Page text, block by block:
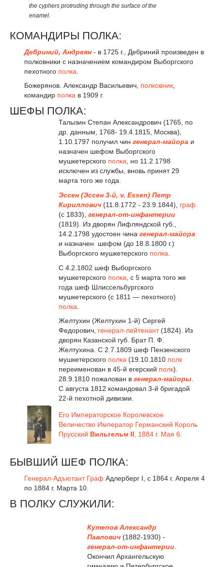
the cyphers protruding through the surface of the
enamel.
КОМАНДИРЫ ПОЛКА:
Дебриний, Андреян - в 1725 г., Дебриний произведен в
полковники с назначением командиром Выборгского
пехотного полка
Божерянов. Александр Васильевич, полковник,
командир полка в 1909 г.
ШЕФЫ ПОЛКА:
Талызин Степан Александрович (1765, по
др. данным, 1768- 19.4.1815, Москва),
1.10.1797 получил чин генерал-майораи
назначен шефом Выборгского
мушкетерского полка, но 11.2.1798
исключен из службы, вновь принят 29
марта того же года.
Эссен (Эссен 3-й, v. Essen) Петр
Кириллович(11.8.1772 - 23.9.1844), граф
(с 1833), генерал-от-инфантерии
(1819). Из дворян Лифляндской губ.,
14.2.1798 удостоен чина генерал-майора
и назначен шефом (до 18.8.1800 г.)
Выборгского мушкетерского полка
С 4.2.1802 шеф Выборгского
мушкетерского полка , с 5 марта того же
года шеф Шлиссельбургского
мушкетерского (с 1811 — пехотного)
полка
Желтухин (Желтухин 1-й) Сергей
Федорович, генерал-лейтенант(1824). Из
дворян Казанской губ. Брат П. Ф.
Желтухина. С 2.7.1809 шеф Пензенского
мушкетерского полка(19.10.1810 полк
переименован в 45-й егерский полк).
28.9.1810 пожалован в генерал-майоры.
С августа 1812 командовал 3-й бригадой
22-й пехотной дивизии.
Его Императорское Королевское
Величество Император Германский Король
Прусский Вильгельм II, 1884 г. Мая 6.
БЫВШИЙ ШЕФ ПОЛКА:
Генерал-Адъютант Граф Адлерберг I, с 1864 г. Апреля 4
по 1884 г. Марта 10.
В ПОЛКУ СЛУЖИЛИ:
Кутепов Александр
Павлович (1882-1930) -
генерал-от-инфантерии
Окончил Архангельскую